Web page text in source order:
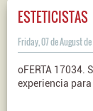
ESTETICISTAS
Friday, 07 de August
oFERTA 17034.
experiencia